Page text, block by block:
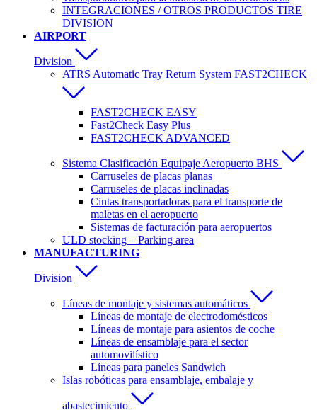
INTEGRACIONES / OTROS PRODUCTOS TIRE
DIVISION
AIRPORT
Division
ATRS Automatic Tray Return System FAST2CHECK
FAST2CHECK EASY
Fast2Check Easy Plus
FAST2CHECK ADVANCED
Sistema Clasificación Equipaje Aeropuerto BHS
Carruseles de placas planas
Carruseles de placas inclinadas
Cintas transportadoras para el transporte de
maletas en el aeropuerto
Sistemas de facturación para aeropuertos
ULD stocking – Parking area
MANUFACTURING
Division
Líneas de montaje y sistemas automáticos
Líneas de montaje de electrodomésticos
Líneas de montaje para asientos de coche
Líneas de ensamblaje para el sector
automovilístico
Líneas para paneles Sandwich
Islas robóticas para ensamblaje, embalaje y
abastecimiento